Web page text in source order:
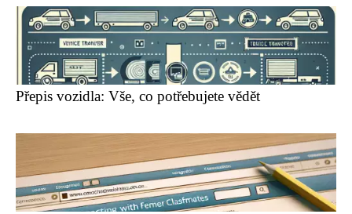
Přepis vozidla: Vše, co potřebujete vědět